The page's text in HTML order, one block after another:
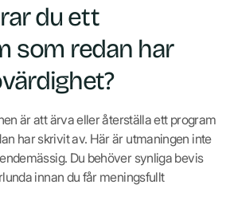
du ett
som redan har
är att ärva eller återställa ett program
har skrivit av. Här är utmaningen inte
Du behöver synliga bevis
innan du får meningsfullt